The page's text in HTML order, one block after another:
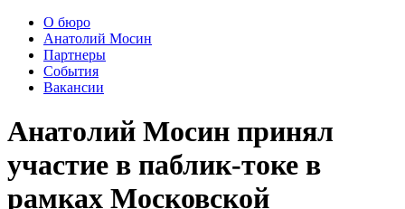
О бюро
Анатолий Мосин
Партнеры
События
Вакансии
Анатолий Мосин принял
участие в паблик-токе в
рамках Московской